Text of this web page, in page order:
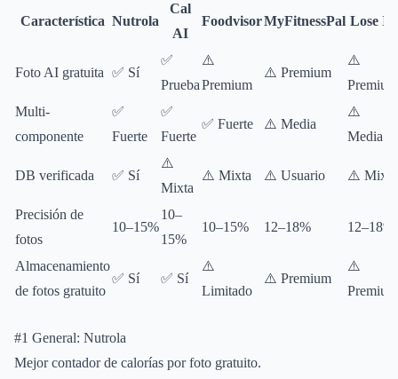
Característica Nutrola
Cal
AI
FoodvisorMyFitnessPal Lose It!
Foto AI gratuita ✅ Sí
✅
Prueba
⚠️
Premium
⚠️ Premium
⚠️
Premium
Multi-
componente
✅
Fuerte
✅
Fuerte
✅ Fuerte ⚠️ Media
⚠️
Media
DB verificada ✅ Sí
⚠️
Mixta
⚠️ Mixta ⚠️ Usuario ⚠️ Mixta
Precisión de
fotos
10–15%
10–
15%
10–15% 12–18% 12–18%
Almacenamiento
de fotos gratuito
✅ Sí ✅ Sí
⚠️
Limitado
⚠️ Premium
⚠️
Premium
#1 General: Nutrola
Mejor contador de calorías por foto gratuito.